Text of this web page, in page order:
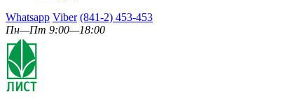
Whatsapp Viber (841-2) 453-453
Пн—Пт 9:00—18:00